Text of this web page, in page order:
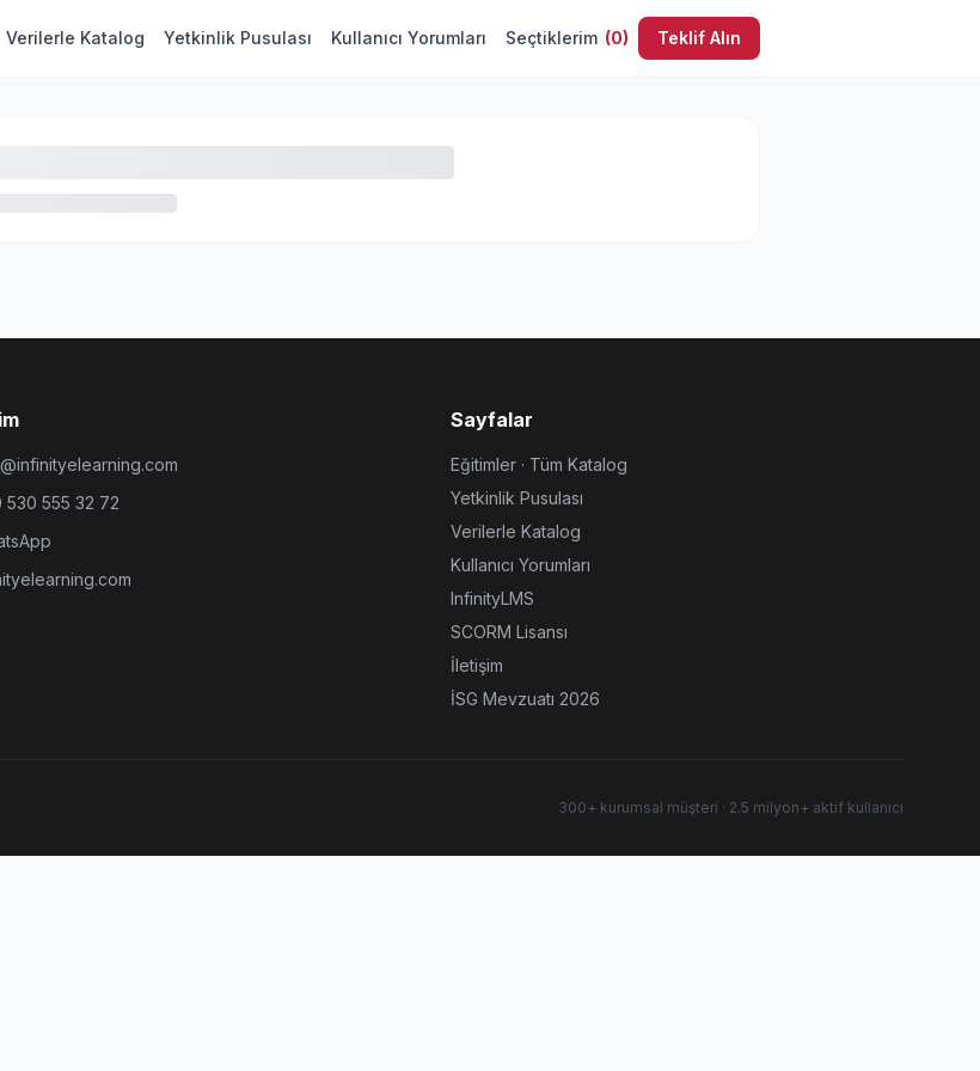
Verilerle Katalog Yetkinlik Pusulası Kullanıcı Yorumları Seçtiklerim (0) Teklif Alın
530 555 32 72
Sayfalar
Eğitimler · Tüm Katalog
Yetkinlik Pusulası
Verilerle Katalog
Kullanıcı Yorumları
InfinityLMS
SCORM Lisansı
İletişim
İSG Mevzuatı 2026
300+ kurumsal müşteri · 2.5 milyon+ aktif kullanıcı